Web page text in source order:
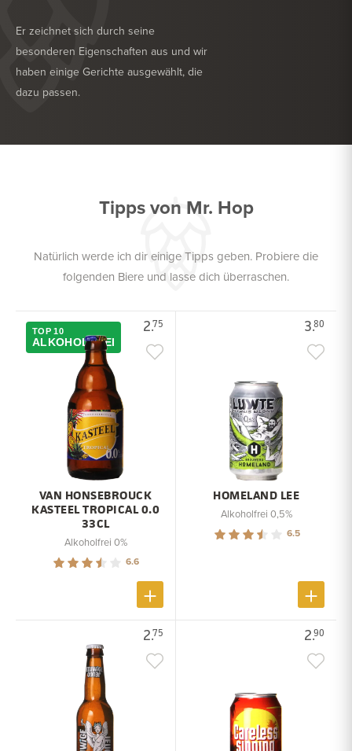
Er zeichnet sich durch seine
besonderen Eigenschaften aus und wir
haben einige Gerichte ausgewählt, die
dazu passen.
KÖSTLICH ZU
Tipps von Mr. Hop
Natürlich werde ich dir einige Tipps geben. Probiere die
folgenden Biere und lasse dich überraschen.
2.75
TOP 10
ALKOHOLFREI
VAN HONSEBROUCK
KASTEEL TROPICAL 0.0
33CL
Alkoholfrei 0%
6.6
3.80
HOMELAND LEE
Alkoholfrei 0,5%
6.5
2.75 2.90